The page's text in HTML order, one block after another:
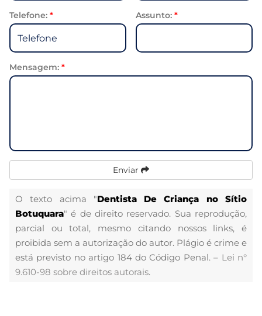
Telefone: * Assunto: *
Mensagem: *
Enviar
O texto acima "Dentista De Criança no Sítio
Botuquara" é de direito reservado. Sua reprodução,
parcial ou total, mesmo citando nossos links, é
proibida sem a autorização do autor. Plágio é crime e
está previsto no artigo 184 do Código Penal. – Lei n°
9.610-98 sobre direitos autorais.